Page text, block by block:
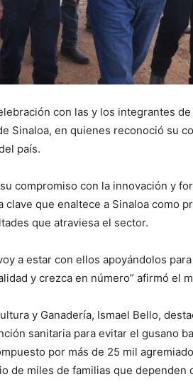
con las y los integrantes
Sinaloa, en quienes reconoció su
país.
compromiso con la innovación y
clave que enaltece a Sinaloa como
que atraviesa el sector.
a estar con ellos apoyándolos
y crezca en número” afirmó el
y Ganadería, Ismael Bello,
sanitaria para evitar el gusano
por más de 25 mil
de miles de familias que dependen